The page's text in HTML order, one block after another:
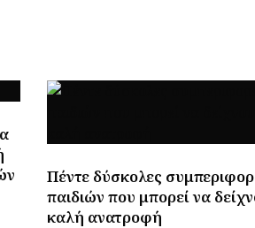
Πέντε δύσκολες
παιδιών που μπορεί να
καλή ανατροφή